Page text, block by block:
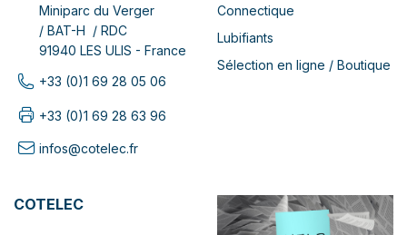
Miniparc du Verger
/ BAT-H / RDC
91940 LES ULIS - France
+33 (0)1 69 28 05 06
+33 (0)1 69 28 63 96
infos@cotelec.fr
Connectique
Lubifiants
Sélection en ligne / Boutique
COTELEC